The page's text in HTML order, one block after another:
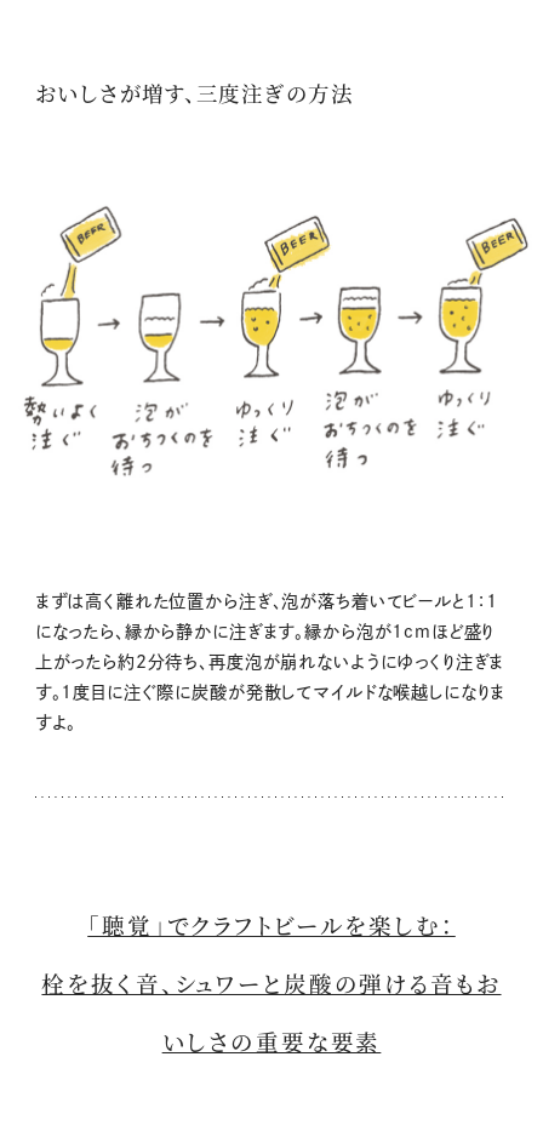
おいしさが増す、三度注ぎの方法
まずは高く離れた位置から注ぎ、泡が落ち着いてビールと1：1
になったら、縁から静かに注ぎます。縁から泡が1cmほど盛り
上がったら約2分待ち、再度泡が崩れないようにゆっくり注ぎま
す。1度目に注ぐ際に炭酸が発散してマイルドな喉越しになりま
すよ。
「聴覚」でクラフトビールを楽しむ：
栓を抜く音、シュワーと炭酸の弾ける音もお
いしさの重要な要素